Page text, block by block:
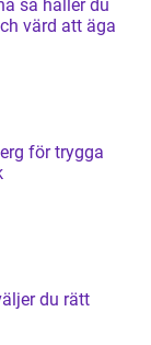
värd att äga
för trygga